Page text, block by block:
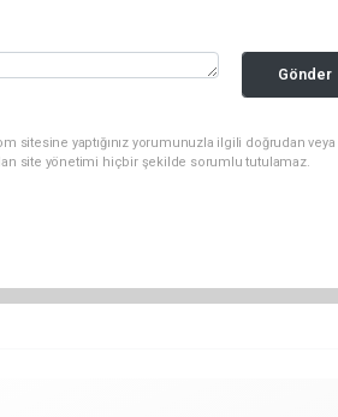
Gönder
sitesine yaptığınız yorumunuzla ilgili doğrudan veya
site yönetimi hiçbir şekilde sorumlu tutulamaz.